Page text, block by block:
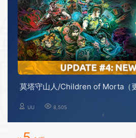
莫塔守山人/Children of Morta（
UU 8,505